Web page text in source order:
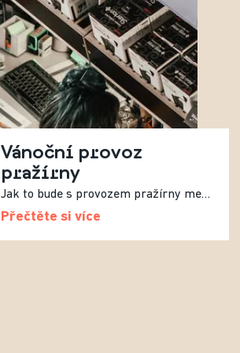
Vánoční provoz
pražírny
Jak to bude s provozem pražírny mezi svátky?
Přečtěte si více